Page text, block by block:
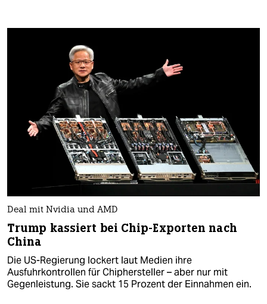
Deal mit Nvidia und AMD
Trump kassiert bei Chip-Exporten nach
China
Die US-Regierung lockert laut Medien ihre
Ausfuhrkontrollen für Chiphersteller – aber nur mit
Gegenleistung. Sie sackt 15 Prozent der Einnahmen ein.